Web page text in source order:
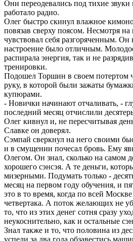
Они переодевались под тихие звуки
работало радио.
Олег быстро скинул влажное
повязав сверху поясом. Несмотря на
чувствовал себя разгоряченным. Он
настроение было отличным.
распирала энергия, так и не
тренировки.
Подошел Торшин в своем потертом
руку, в которой были зажаты
купюрами.
- Новички начинают отчаливать, -
последний месяц отчислили
Олег кивнул и, не пересчитывая
Славке он доверял.
Сэмпай сверкнул на него своими
и в смущении почесал бровь. Ему
Олегом. Он знал, сколько на самом
хорошего сэнсэя. А те деньги,
мизерными. Подумать только -
месяц на первом году обучения, и
это в то время, когда по всей
четвертака. А поток желающих не
то, что из этих денег сотня сразу
неукоснительно, как и остальные
Знал также и то, что половина из
успели за два года обзавестись